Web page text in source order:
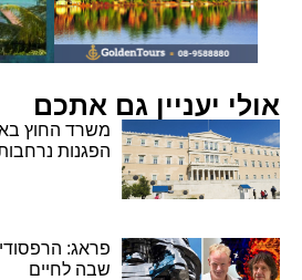
אולי יעניין גם אתכם
משרד החוץ
הפגנות נרחבות
פראג: הרפסודיה
שבה לחיים